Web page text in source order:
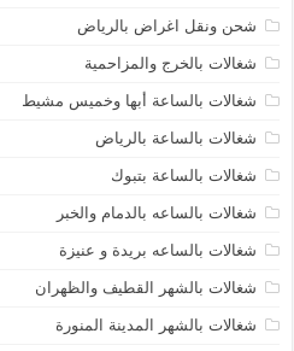
شحن ونقل اغراض بالرياض
شغالات بالخرج والمزاحمية
شغالات بالساعة أبها وخميس مشيط
شغالات بالساعة بالرياض
شغالات بالساعة بتبوك
شغالات بالساعه بالدمام والخبر
شغالات بالساعه بريدة و عنيزة
شغالات بالشهر القطيف والظهران
شغالات بالشهر المدينة المنورة